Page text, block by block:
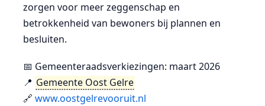
zorgen voor meer zeggenschap en
betrokkenheid van bewoners bij plannen en
besluiten.
📅 Gemeenteraadsverkiezingen: maart 2026
📍 Gemeente Oost Gelre
🔗 www.oostgelrevooruit.nl